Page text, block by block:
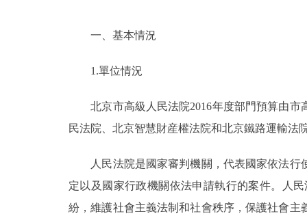
政務服務
個人服務
便民服務
一、基本情況
1.單位情況
北京市高級人民法院2016年度部門預算由市
民法院、北京智慧財産權法院和北京鐵路運輸法
人民法院是國家審判機關，代表國家依法行
定以及國家行政機關依法申請執行的案件。人
紛，維護社會主義法制和社會秩序，保護社會